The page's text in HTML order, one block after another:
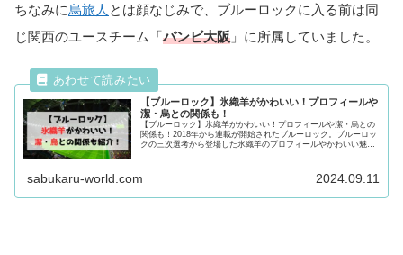
ちなみに烏旅人 とは顔なじみで、ブルーロックに入る前は同
じ関西のユースチーム「バンビ大阪 」に所属していました。
【ブルーロック】氷織羊がかわいい！プロフィールや
潔・烏との関係も！
【ブルーロック】氷織羊がかわいい！プロフィールや潔・烏との
関係も！2018年から連載が開始されたブルーロック。ブルーロッ
クの三次選考から登場した氷織羊のプロフィールやかわいい魅
sabukaru-world.com 2024.09.11